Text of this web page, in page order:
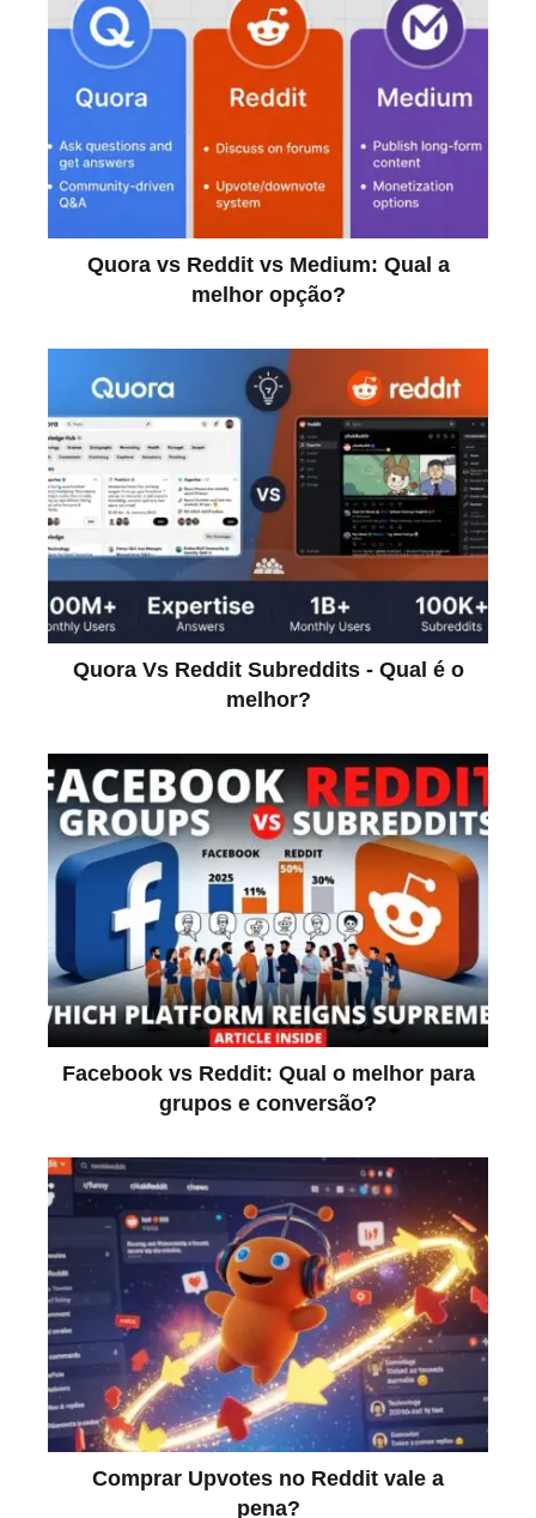
Quora vs Reddit vs Medium: Qual a
melhor opção?
Quora Vs Reddit Subreddits - Qual é o
melhor?
Facebook vs Reddit: Qual o melhor para
grupos e conversão?
Comprar Upvotes no Reddit vale a
pena?